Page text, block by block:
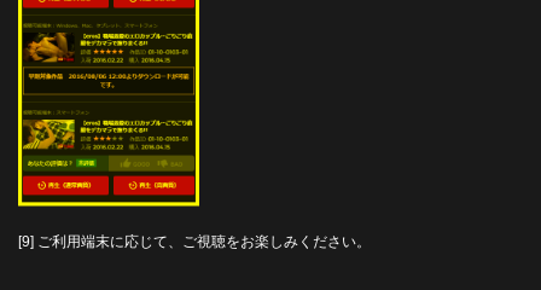
[9] ご利用端末に応じて、ご視聴をお楽しみください。